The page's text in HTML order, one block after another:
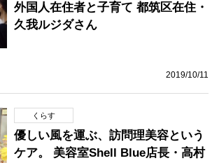
外国人在住者と子育て 都筑区在住・
久我ルジダさん
2019/10/11
くらす
優しい風を運ぶ、訪問理美容という
ケア。 美容室Shell Blue店長・高村